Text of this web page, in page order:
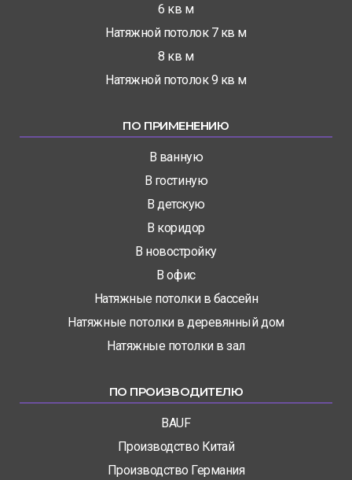
6 кв м
Натяжной потолок 7 кв м
8 кв м
Натяжной потолок 9 кв м
ПО ПРИМЕНЕНИЮ
В ванную
В гостиную
В детскую
В коридор
В новостройку
В офис
Натяжные потолки в бассейн
Натяжные потолки в деревянный дом
Натяжные потолки в зал
ПО ПРОИЗВОДИТЕЛЮ
BAUF
Производство Китай
Производство Германия